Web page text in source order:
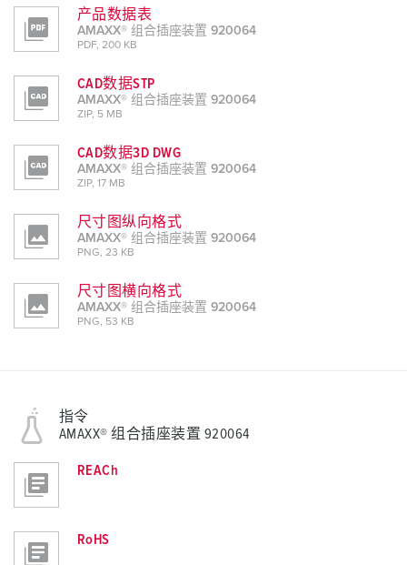
产品数据表
AMAXX® 组合插座装置 920064
PDF, 200 KB
CAD数据STP
AMAXX® 组合插座装置 920064
ZIP, 5 MB
CAD数据3D DWG
AMAXX® 组合插座装置 920064
ZIP, 17 MB
尺寸图纵向格式
AMAXX® 组合插座装置 920064
PNG, 23 KB
尺寸图横向格式
AMAXX® 组合插座装置 920064
PNG, 53 KB
指令
AMAXX® 组合插座装置 920064
REACh
RoHS